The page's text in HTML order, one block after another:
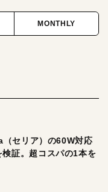
MONTHLY
セリア）の60W対応
証。超コスパの1本を